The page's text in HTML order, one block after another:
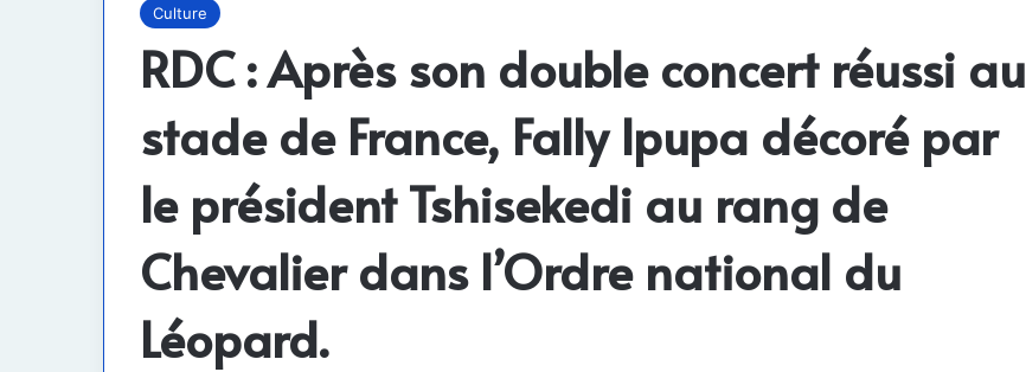
Culture
RDC : Après son double concert réussi au
stade de France, Fally Ipupa décoré par
le président Tshisekedi au rang de
Chevalier dans l’Ordre national du
Léopard.